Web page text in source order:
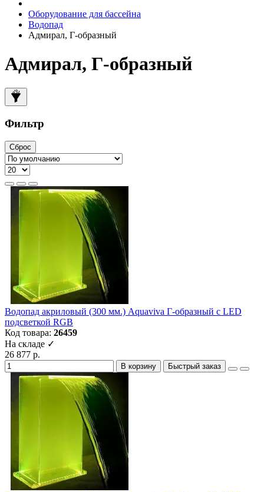
Оборудование для бассейна
Водопад
Адмирал, Г-образный
Адмирал, Г-образный
Фильтр
Сброс
Водопад акриловый (300 мм.) Aquaviva Г-образный с LED
подсветкой RGB
Код товара: 26459
На складе ✓
26 877 р.
В корзину Быстрый заказ